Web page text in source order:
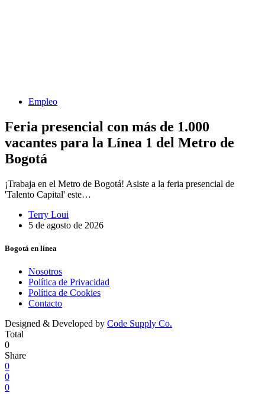
Empleo
Feria presencial con más de 1.000
vacantes para la Línea 1 del Metro de
Bogotá
¡Trabaja en el Metro de Bogotá! Asiste a la feria presencial de
'Talento Capital' este…
Terry Loui
5 de agosto de 2026
Bogotá en línea
Nosotros
Política de Privacidad
Política de Cookies
Contacto
Designed & Developed by Code Supply Co.
Total
0
Share
0
0
0